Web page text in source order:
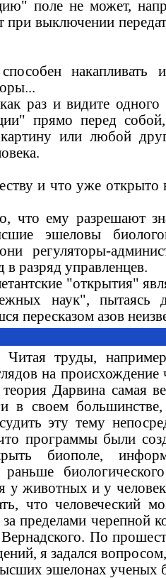
поле не может,
выключении
способен
раз и видите одного
прямо перед
или любой
и что уже
что ему разрешают
эшеловы
регуляторы-
в разряд управленцев.
"открытия"
наук",
пересказом азов
труды,
на происхождение
теория Дарвина самая
в своем
эту тему
программы были
биополе,
раньше
у животных и у
что человеческий
пределами черепной
По
я задался
эшелонах ученых